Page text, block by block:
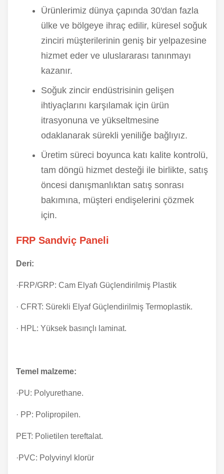
Ürünlerimiz dünya çapında 30'dan fazla
ülke ve bölgeye ihraç edilir, küresel soğuk
zinciri müşterilerinin geniş bir yelpazesine
hizmet eder ve uluslararası tanınmayı
kazanır.
Soğuk zincir endüstrisinin gelişen
ihtiyaçlarını karşılamak için ürün
itrasyonuna ve yükseltmesine
odaklanarak sürekli yeniliğe bağlıyız.
Üretim süreci boyunca katı kalite kontrolü,
tam döngü hizmet desteği ile birlikte, satış
öncesi danışmanlıktan satış sonrası
bakımına, müşteri endişelerini çözmek
için.
FRP Sandviç Paneli
Deri:
·FRP/GRP: Cam Elyafı Güçlendirilmiş Plastik
· CFRT: Sürekli Elyaf Güçlendirilmiş Termoplastik.
· HPL: Yüksek basınçlı laminat.
Temel malzeme:
·PU: Polyurethane.
· PP: Polipropilen.
PET: Polietilen tereftalat.
·PVC: Polyvinyl klorür